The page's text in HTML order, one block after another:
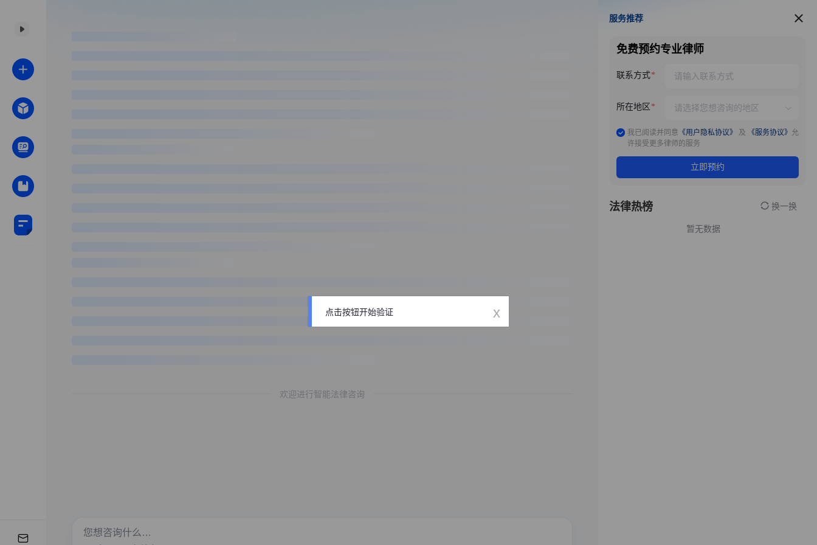
欢迎进行智能法律咨询
服务推荐
服务推荐
免费预约专业律师
联系方式
所在地区
我已阅读并同意 《用户隐私协议》 及 《服务协议》 允
许接受更多律师的服务
立即预约
法律热榜 换一换
暂无数据
点击按钮开始验证 x